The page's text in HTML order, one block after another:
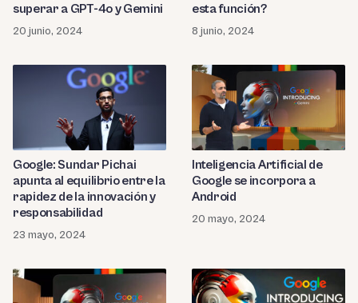
superar a GPT-4o y Gemini
20 junio, 2024
esta función?
8 junio, 2024
Google: Sundar Pichai
apunta al equilibrio entre la
rapidez de la innovación y
responsabilidad
23 mayo, 2024
Inteligencia Artificial de
Google se incorpora a
Android
20 mayo, 2024